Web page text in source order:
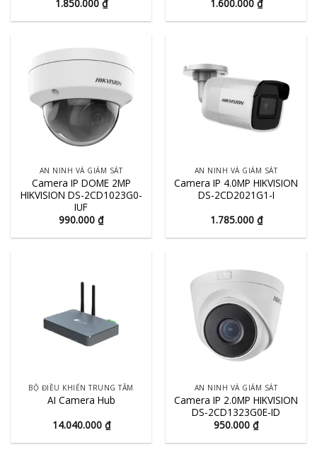
1.850.000 ₫
1.600.000 ₫
AN NINH VÀ GIÁM SÁT
Camera IP DOME 2MP
HIKVISION DS-2CD1023G0-
IUF
990.000 ₫
AN NINH VÀ GIÁM SÁT
Camera IP 4.0MP HIKVISION
DS-2CD2021G1-I
1.785.000 ₫
BỘ ĐIỀU KHIỂN TRUNG TÂM
AI Camera Hub
14.040.000 ₫
AN NINH VÀ GIÁM SÁT
Camera IP 2.0MP HIKVISION
DS-2CD1323G0E-ID
950.000 ₫